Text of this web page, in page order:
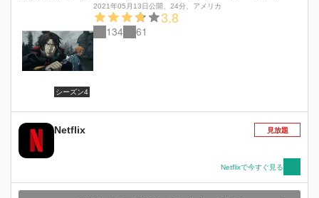
シーズン4
2021年05月13日公開 24分 アメリカ
3.8
134 61
Netflix 見放題
Netflixで今すぐ見る